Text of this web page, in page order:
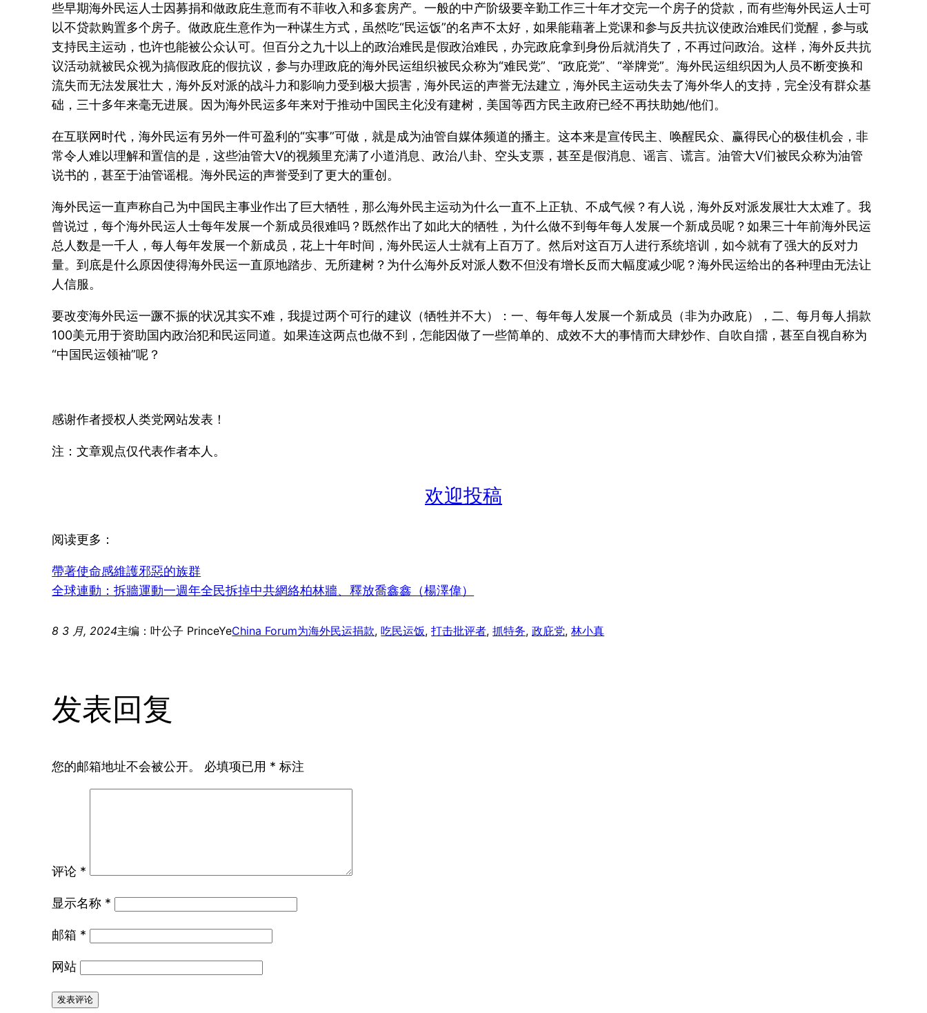
些早期海外民运人士因募捐和做政庇生意而有不菲收入和多套房产。一般的中产阶级要辛勤工作三十年才交完一个房子的贷款，而有些海外民运人士可
以不贷款购置多个房子。做政庇生意作为一种谋生方式，虽然吃“民运饭”的名声不太好，如果能藉著上党课和参与反共抗议使政治难民们觉醒，参与或
支持民主运动，也许也能被公众认可。但百分之九十以上的政治难民是假政治难民，办完政庇拿到身份后就消失了，不再过问政治。这样，海外反共抗
议活动就被民众视为搞假政庇的假抗议，参与办理政庇的海外民运组织被民众称为“难民党”、“政庇党”、“举牌党”。海外民运组织因为人员不断变换和
流失而无法发展壮大，海外反对派的战斗力和影响力受到极大损害，海外民运的声誉无法建立，海外民主运动失去了海外华人的支持，完全没有群众基
础，三十多年来毫无进展。因为海外民运多年来对于推动中国民主化没有建树，美国等西方民主政府已经不再扶助她/他们。
在互联网时代，海外民运有另外一件可盈利的“实事”可做，就是成为油管自媒体频道的播主。这本来是宣传民主、唤醒民众、赢得民心的极佳机会，非
常令人难以理解和置信的是，这些油管大V的视频里充满了小道消息、政治八卦、空头支票，甚至是假消息、谣言、谎言。油管大V们被民众称为油管
说书的，甚至于油管谣棍。海外民运的声誉受到了更大的重创。
海外民运一直声称自己为中国民主事业作出了巨大牺牲，那么海外民主运动为什么一直不上正轨、不成气候？有人说，海外反对派发展壮大太难了。我
曾说过，每个海外民运人士每年发展一个新成员很难吗？既然作出了如此大的牺牲，为什么做不到每年每人发展一个新成员呢？如果三十年前海外民运
总人数是一千人，每人每年发展一个新成员，花上十年时间，海外民运人士就有上百万了。然后对这百万人进行系统培训，如今就有了强大的反对力
量。到底是什么原因使得海外民运一直原地踏步、无所建树？为什么海外反对派人数不但没有增长反而大幅度减少呢？海外民运给出的各种理由无法让
人信服。
要改变海外民运一蹶不振的状况其实不难，我提过两个可行的建议（牺牲并不大）：一、每年每人发展一个新成员（非为办政庇），二、每月每人捐款
100美元用于资助国内政治犯和民运同道。如果连这两点也做不到，怎能因做了一些简单的、成效不大的事情而大肆炒作、自吹自擂，甚至自视自称为
“中国民运领袖”呢？
感谢作者授权人类党网站发表！
注：文章观点仅代表作者本人。
欢迎投稿
阅读更多：
帶著使命感維護邪惡的族群
全球連動：拆牆運動一週年全民拆掉中共網絡柏林牆、釋放喬鑫鑫（楊澤偉）
8 3 月, 2024主编：叶公子 PrinceYeChina Forum为海外民运捐款, 吃民运饭, 打击批评者, 抓特务, 政庇党, 林小真
发表回复
您的邮箱地址不会被公开。 必填项已用 * 标注
评论 *
显示名称 *
邮箱 *
网站